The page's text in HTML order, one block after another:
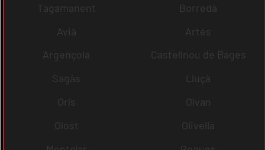
Tagamanent
Borredà
Avià
Artés
Argençola
Castellnou de Bages
Sagàs
Lluçà
Orís
Olvan
Olost
Olivella